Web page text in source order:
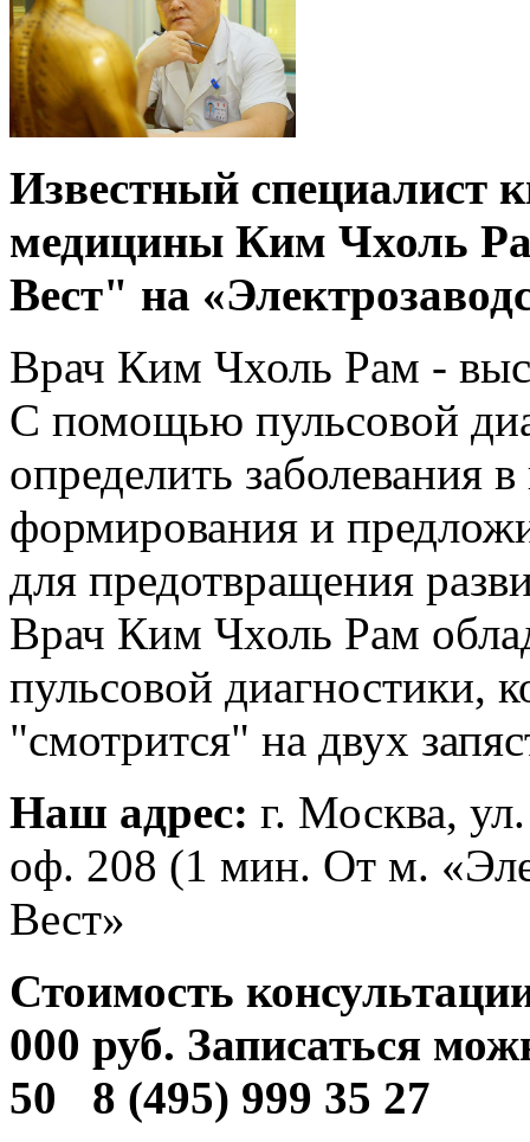
Известный специалист
медицины Ким Чхоль
Вест" на
Врач Ким Чхоль Рам -
С помощью пульсовой
определить заболевания
формирования и
для предотвращения
Врач Ким Чхоль Рам
пульсовой диагностики,
"смотрится" на двух
Наш адрес: г. Москва,
оф. 208 (1 мин. От м.
Вест»
Стоимость
000 руб. Записаться
50 8 (495) 999 35 27